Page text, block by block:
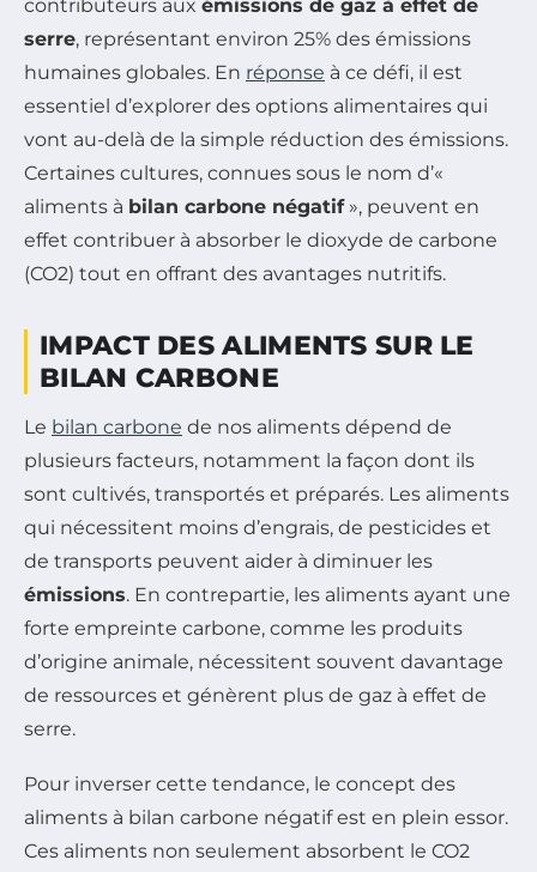
contributeurs aux émissions de gaz à effet de
serre, représentant environ 25% des émissions
humaines globales. En réponse à ce défi, il est
essentiel d’explorer des options alimentaires qui
vont au-delà de la simple réduction des émissions.
Certaines cultures, connues sous le nom d’«
aliments à bilan carbone négatif», peuvent en
effet contribuer à absorber le dioxyde de carbone
(CO2) tout en offrant des avantages nutritifs.
IMPACT DES ALIMENTS SUR LE
BILAN CARBONE
Le bilan carbone de nos aliments dépend de
plusieurs facteurs, notamment la façon dont ils
sont cultivés, transportés et préparés. Les aliments
qui nécessitent moins d’engrais, de pesticides et
de transports peuvent aider à diminuer les
émissions. En contrepartie, les aliments ayant une
forte empreinte carbone, comme les produits
d’origine animale, nécessitent souvent davantage
de ressources et génèrent plus de gaz à effet de
serre.
Pour inverser cette tendance, le concept des
aliments à bilan carbone négatif est en plein essor.
Ces aliments non seulement absorbent le CO2